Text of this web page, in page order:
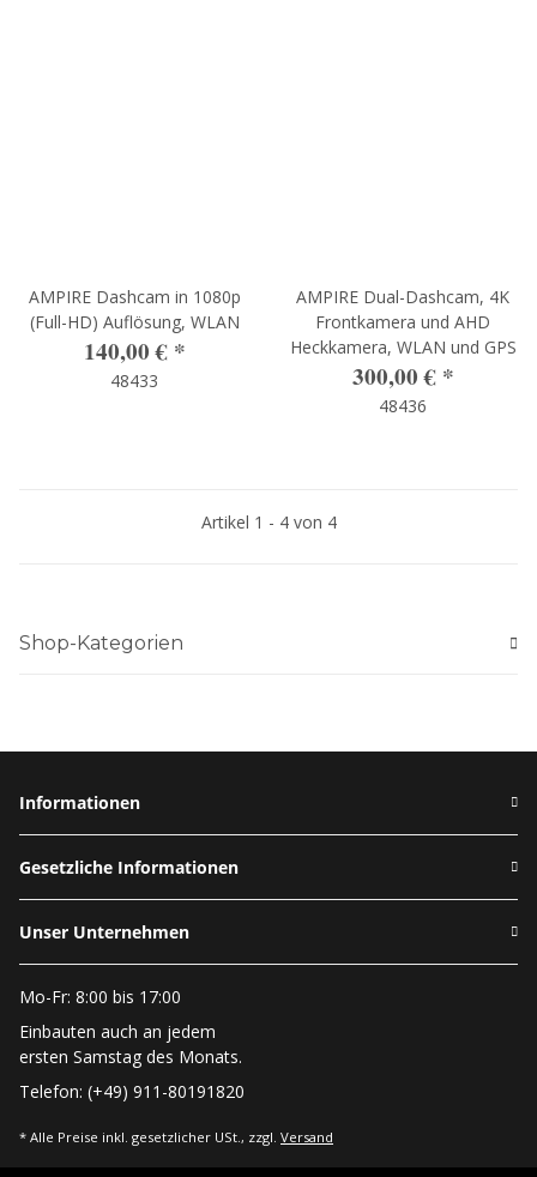
AMPIRE Dashcam in 1080p
(Full-HD) Auflösung, WLAN
140,00 € *
48433
AMPIRE Dual-Dashcam, 4K
Frontkamera und AHD
Heckkamera, WLAN und GPS
300,00 € *
48436
Artikel 1 - 4 von 4
Shop-Kategorien
Informationen
Gesetzliche Informationen
Unser Unternehmen
Mo-Fr: 8:00 bis 17:00
Einbauten auch an jedem
ersten Samstag des Monats.
Telefon: (+49) 911-80191820
* Alle Preise inkl. gesetzlicher USt., zzgl. Versand